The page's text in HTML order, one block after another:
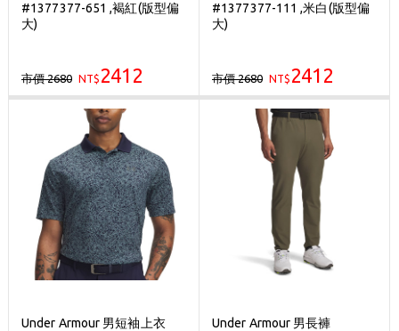
#1377377-651 ,褐紅(版型偏
大)
市價 2680 NT$ 2412
#1377377-111 ,米白(版型偏
大)
市價 2680 NT$ 2412
Under Armour 男短袖上衣
Under Armour 男長褲